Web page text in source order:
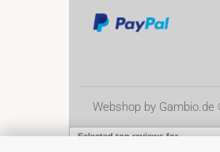
Webshop by
Selected top reviews for